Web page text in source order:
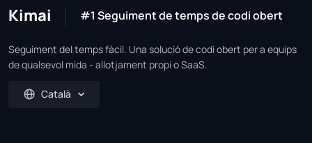
Kimai #1 Seguiment de temps de codi obert
Seguiment del temps fàcil. Una solució de codi obert per a equips
de qualsevol mida - allotjament propi o SaaS.
Català